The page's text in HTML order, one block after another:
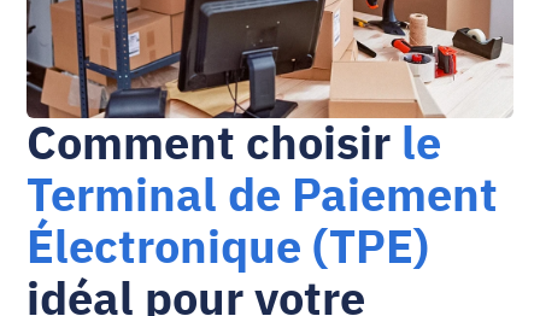
Comment choisir le
Terminal de Paiement
Électronique (TPE)